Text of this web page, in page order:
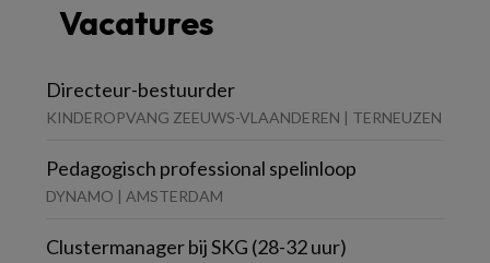
Vacatures
Directeur-bestuurder
KINDEROPVANG ZEEUWS-VLAANDEREN | TERNEUZEN
Pedagogisch professional spelinloop
DYNAMO | AMSTERDAM
Clustermanager bij SKG (28-32 uur)